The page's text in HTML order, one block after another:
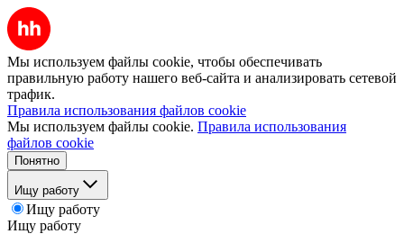
Мы используем файлы cookie, чтобы обеспечивать
правильную работу нашего веб-сайта и анализировать сетевой
трафик.
Правила использования файлов cookie
Мы используем файлы cookie. Правила использования
файлов cookie
Понятно
Ищу работу
Ищу работу
Ищу работу